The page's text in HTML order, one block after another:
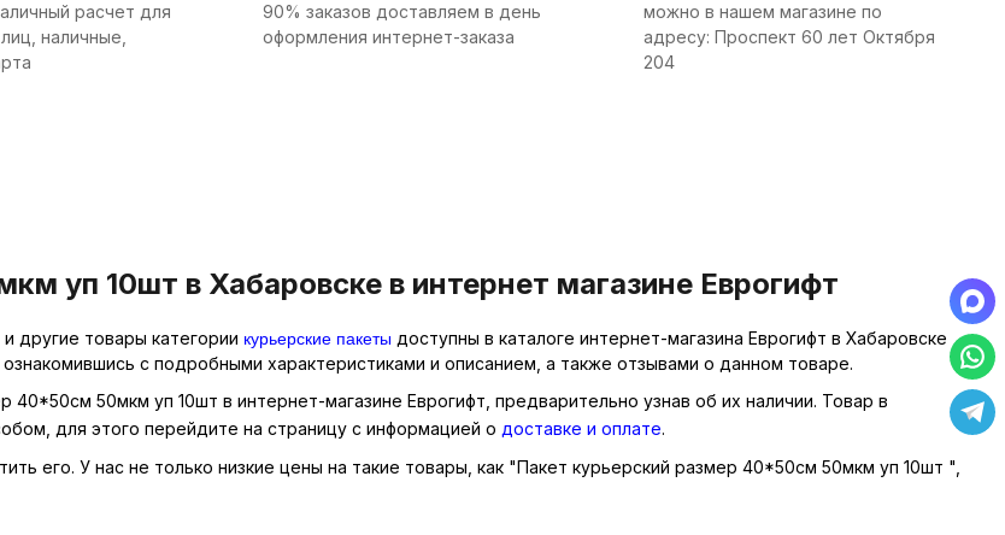
расчет для
наличные,
90% заказов доставляем в день
оформления интернет-заказа
можно в нашем магазине по
адресу: Проспект 60 лет Октября
204
уп 10шт в Хабаровске в интернет магазине Еврогифт
другие товары категории курьерские пакетыдоступны в каталоге интернет-магазина Еврогифт в Хабаровске
с подробными характеристиками и описанием, а также отзывами о данном товаре.
40*50см 50мкм уп 10шт в интернет-магазине Еврогифт, предварительно узнав об их наличии. Товар в
для этого перейдите на страницу с информацией о доставке и оплате.
его. У нас не только низкие цены на такие товары, как "Пакет курьерский размер 40*50см 50мкм уп 10шт ",